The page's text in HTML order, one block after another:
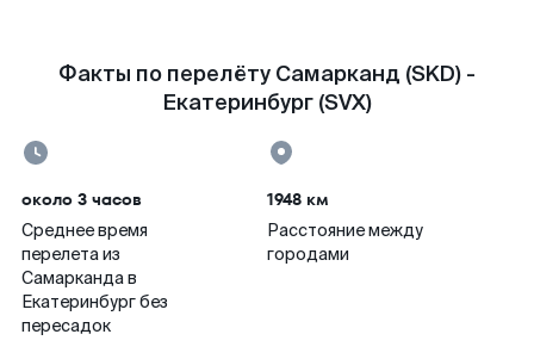
Факты по перелёту Самарканд (SKD) -
Екатеринбург (SVX)
около 3 часов
Среднее время
перелета из
Самарканда в
Екатеринбург без
пересадок
1948 км
Расстояние между
городами